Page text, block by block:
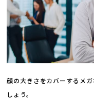
顔の大きさをカバーするメ
しょう。